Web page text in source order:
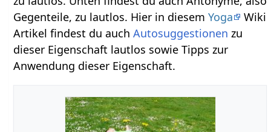
Gegenteile, zu lautlos. Hier in diesemYoga
Wiki
Artikel findest du auchAutosuggestionen zu
dieser Eigenschaft lautlos sowie Tipps zur
Anwendung dieser Eigenschaft.